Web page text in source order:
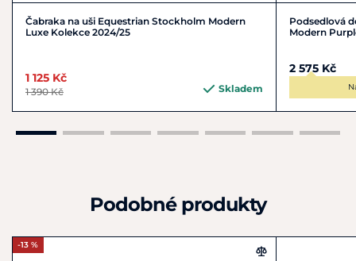
Čabraka na uši Equestrian Stockholm Modern
Luxe Kolekce 2024/25
1 125 Kč
1 390 Kč Skladem
Podsedlová
Modern
2 575 Kč
Podobné produkty
-13 %